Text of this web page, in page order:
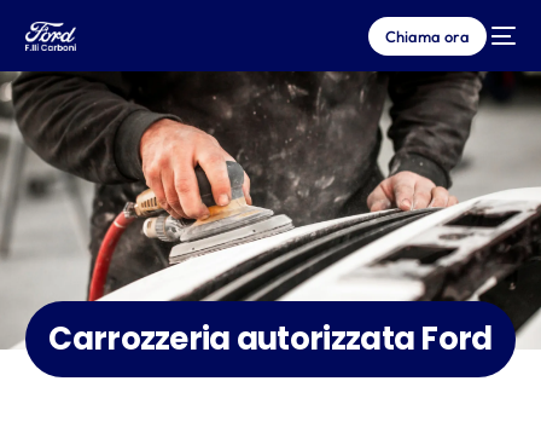
Chiama ora
Carrozzeria autorizzata Ford